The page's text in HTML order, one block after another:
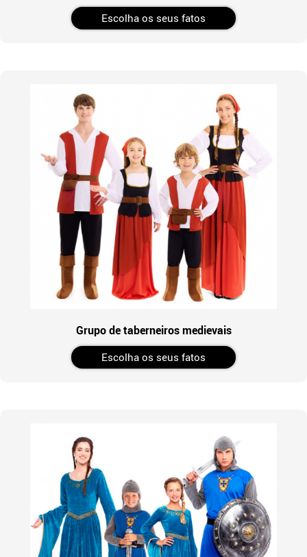
Escolha os seus fatos
Grupo de taberneiros medievais
Escolha os seus fatos